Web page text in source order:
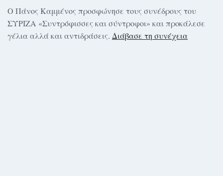
Ο Πάνος Καμμένος προσφώνησε τους συνέδρους του
ΣΥΡΙΖΑ «Συντρόφισσες και σύντροφοι» και προκάλεσε
γέλια αλλά και αντιδράσεις. Διάβασε τη συνέχεια